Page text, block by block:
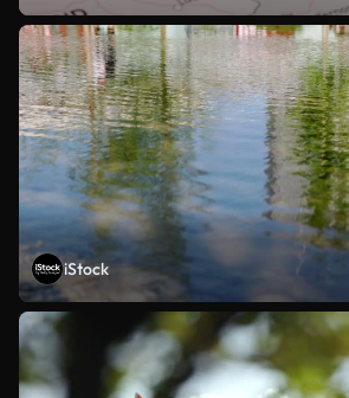
iStock